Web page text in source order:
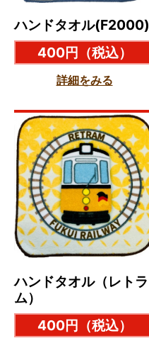
ハンドタオル(F2000)
400円 （税込）
詳細をみる
ハンドタオル（レトラ
ム）
400円 （税込）